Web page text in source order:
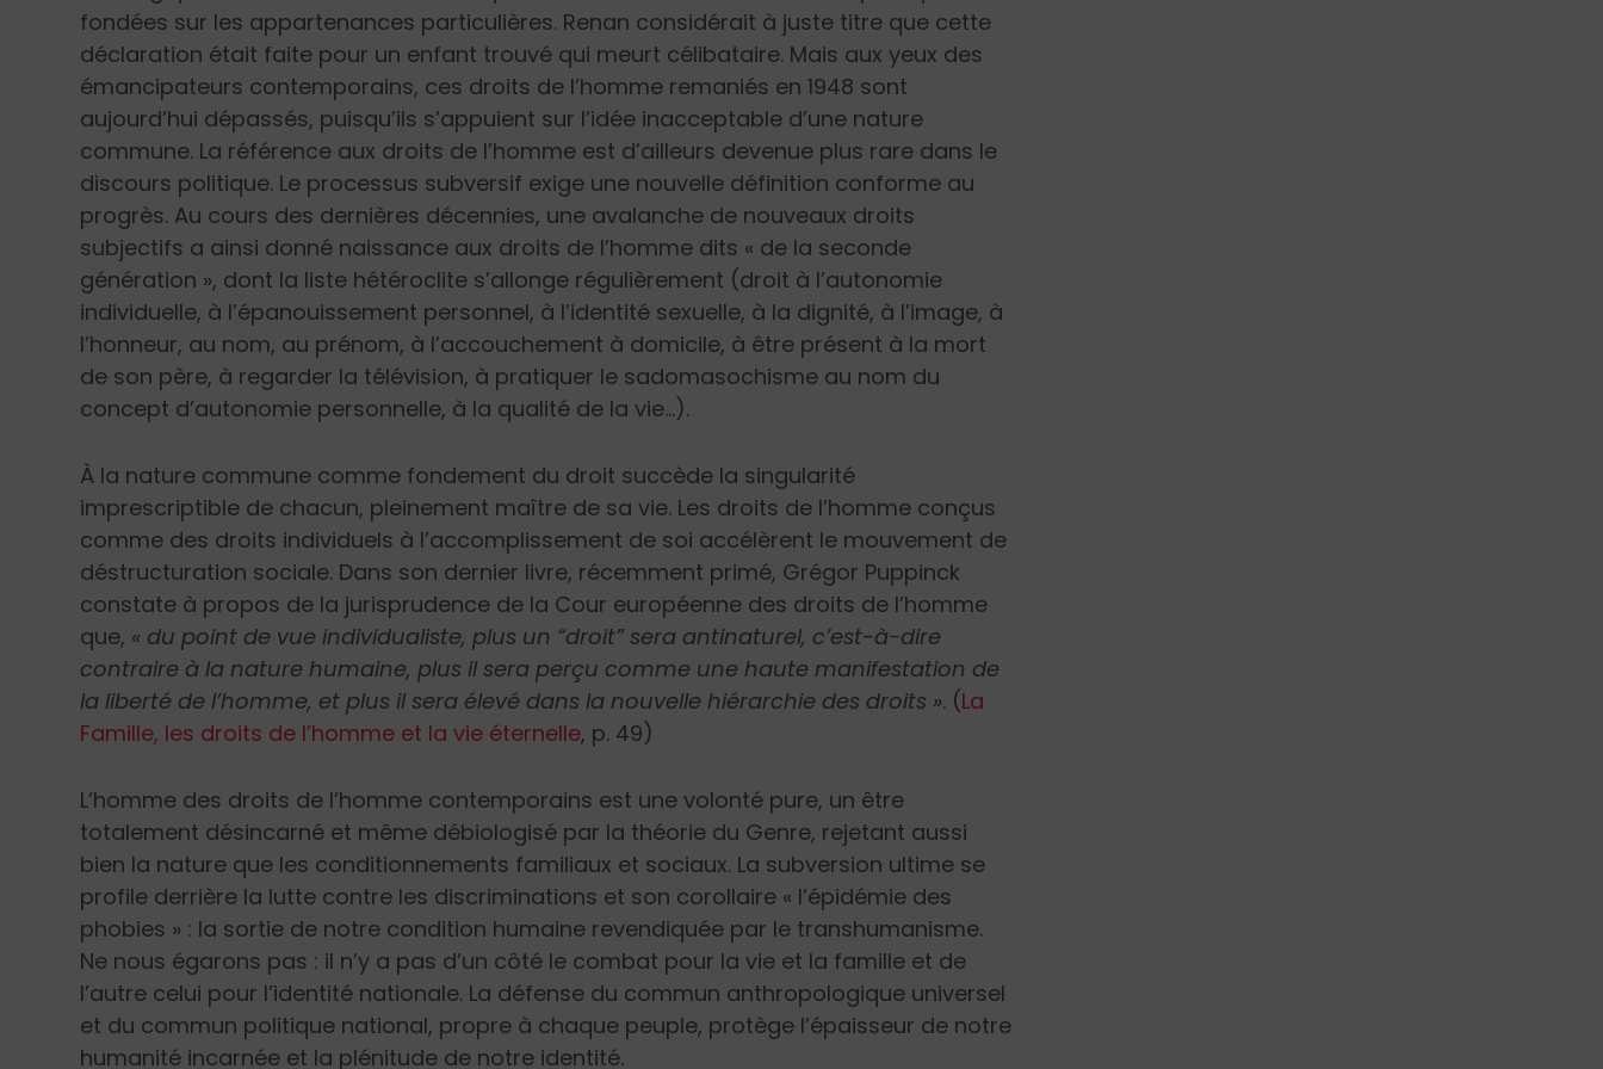
fondées sur les appartenances particulières. Renan considérait à juste titre que cette
déclaration était faite pour un enfant trouvé qui meurt célibataire. Mais aux yeux des
émancipateurs contemporains, ces droits de l’homme remaniés en 1948 sont
aujourd’hui dépassés, puisqu’ils s’appuient sur l’idée inacceptable d’une nature
commune. La référence aux droits de l’homme est d’ailleurs devenue plus rare dans le
discours politique. Le processus subversif exige une nouvelle définition conforme au
progrès. Au cours des dernières décennies, une avalanche de nouveaux droits
subjectifs a ainsi donné naissance aux droits de l’homme dits « de la seconde
génération », dont la liste hétéroclite s’allonge régulièrement (droit à l’autonomie
individuelle, à l’épanouissement personnel, à l’identité sexuelle, à la dignité, à l’image, à
l’honneur, au nom, au prénom, à l’accouchement à domicile, à être présent à la mort
de son père, à regarder la télévision, à pratiquer le sadomasochisme au nom du
concept d’autonomie personnelle, à la qualité de la vie…).
À la nature commune comme fonde­ment du droit succède la singularité
imprescriptible de chacun, pleinement maître de sa vie. Les droits de l’homme conçus
comme des droits individuels à l’accomplissement de soi accélèrent le mouvement de
déstructuration sociale. Dans son dernier livre, récemment primé, Grégor Puppinck
constate à propos de la jurisprudence de la Cour européenne des droits de l’homme
que, « du point de vue individualiste, plus un “droit” sera antinaturel, c’est-à-dire
contraire à la nature humaine, plus il sera perçu comme une haute manifestation de
la liberté de l’homme, et plus il sera élevé dans la nouvelle hiérarchie des droits ». (La
Famille, les droits de l’homme et la vie éternelle, p. 49)
L’homme des droits de l’homme contemporains est une volonté pure, un être
totalement désincarné et même débiologisé par la théorie du Genre, rejetant aussi
bien la nature que les conditionnements familiaux et so­ciaux. La subversion ultime se
profile derrière la lutte contre les discrimina­tions et son corollaire « l’épidémie des
phobies » : la sortie de notre condition humaine revendiquée par le transhumanisme.
Ne nous égarons pas : il n’y a pas d’un côté le combat pour la vie et la famille et de
l’autre celui pour l’identité nationale. La défense du commun anthropologique universel
et du commun politique national, propre à chaque peuple, protège l’épaisseur de notre
humanité incar­née et la plénitude de notre identité.